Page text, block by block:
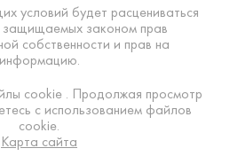
условий будет расцениваться
защищаемых законом прав
собственности и прав на
информацию.
cookie . Продолжая просмотр
с использованием файлов
cookie.
Карта сайта